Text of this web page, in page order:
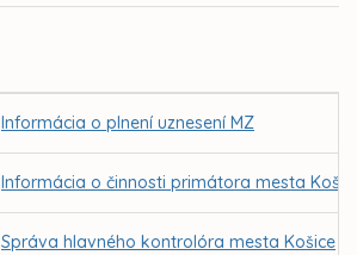
Informácia o plnení uznesení MZ
Informácia o činnosti primátora mesta
Správa hlavného kontrolóra mesta Košice